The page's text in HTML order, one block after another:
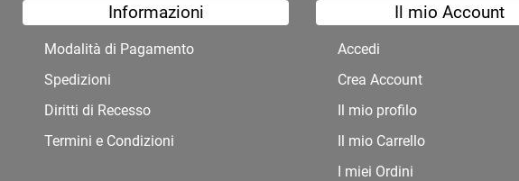
Informazioni
Modalità di Pagamento
Spedizioni
Diritti di Recesso
Termini e Condizioni
Il mio Account
Accedi
Crea Account
Il mio profilo
Il mio Carrello
I miei Ordini